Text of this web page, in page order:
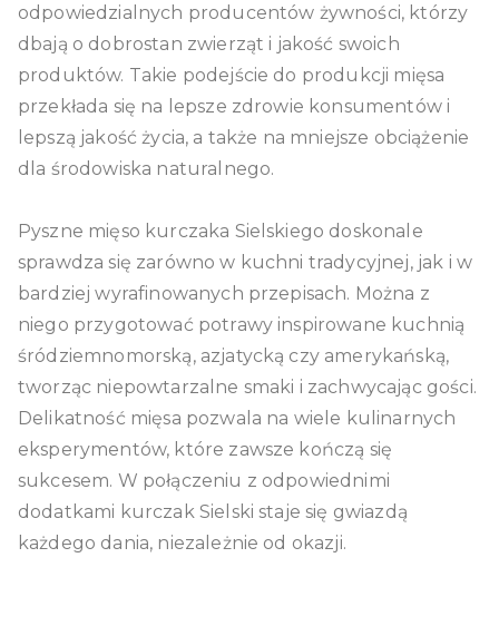
odpowiedzialnych producentów żywności, którzy
dbają o dobrostan zwierząt i jakość swoich
produktów. Takie podejście do produkcji mięsa
przekłada się na lepsze zdrowie konsumentów i
lepszą jakość życia, a także na mniejsze obciążenie
dla środowiska naturalnego.
Pyszne mięso kurczaka Sielskiego doskonale
sprawdza się zarówno w kuchni tradycyjnej, jak i w
bardziej wyrafinowanych przepisach. Można z
niego przygotować potrawy inspirowane kuchnią
śródziemnomorską, azjatycką czy amerykańską,
tworząc niepowtarzalne smaki i zachwycając gości.
Delikatność mięsa pozwala na wiele kulinarnych
eksperymentów, które zawsze kończą się
sukcesem. W połączeniu z odpowiednimi
dodatkami kurczak Sielski staje się gwiazdą
każdego dania, niezależnie od okazji.